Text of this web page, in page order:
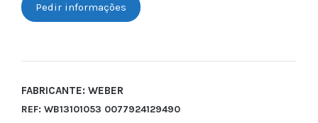
Pedir informações
FABRICANTE: WEBER
REF: WB13101053 0077924129490